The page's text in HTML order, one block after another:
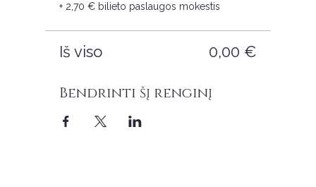
+ 2,70 € bilieto paslaugos mokestis
Iš viso 0,00 €
Bendrinti šį renginį